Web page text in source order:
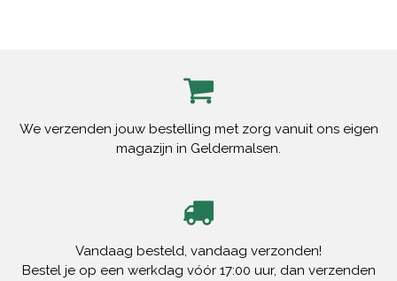
We verzenden jouw bestelling met zorg vanuit ons eigen
magazijn in Geldermalsen.
Vandaag besteld, vandaag verzonden!
Bestel je op een werkdag vóór 17:00 uur, dan verzenden